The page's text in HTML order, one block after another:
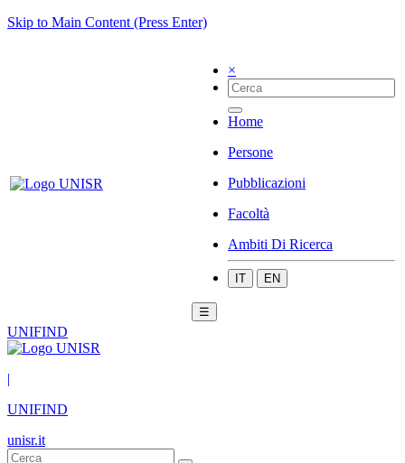
Skip to Main Content (Press Enter)
×
Home
Persone
Pubblicazioni
Facoltà
Ambiti Di Ricerca
IT EN
☰
UNIFIND
|
UNIFIND
unisr.it